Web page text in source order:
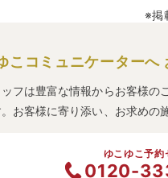
※掲
こコミュニケーターへ
フは豊富な情報からお客様
お客様に寄り添い、お求めの
ゆこゆこ予約
0120-